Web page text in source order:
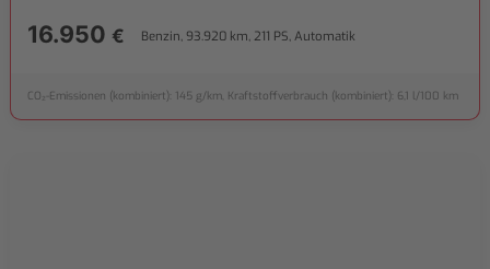
16.950 € Benzin, 93.920 km, 211 PS, Automatik
CO₂-Emissionen (kombiniert): 145 g/km, Kraftstoffverbrauch (kombiniert): 6,1 l/100 km